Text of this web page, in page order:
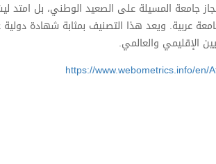
1366 جامعة عربية. ويعد هذا التصنيف بمثابة شهادة
الإقليمي والعالمي.
https://www.webometrics.info/en/